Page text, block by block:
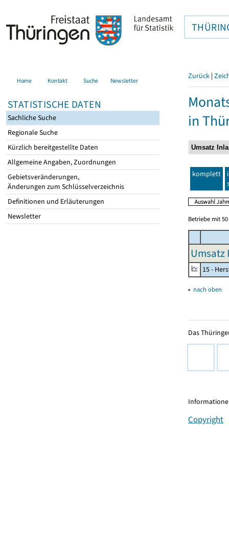
Home Kontakt Suche Newsletter
STATISTISCHE DATEN
Sachliche Suche
Regionale Suche
Kürzlich bereitgestellte Daten
Allgemeine Angaben, Zuordnungen
Gebietsveränderungen,
Änderungen zum Schlüsselverzeichnis
Definitionen und Erläuterungen
Newsletter
Zurück |
in
komplett
Betriebe mit
Umsatz
15 -
▴ nach oben
Das
Copyright